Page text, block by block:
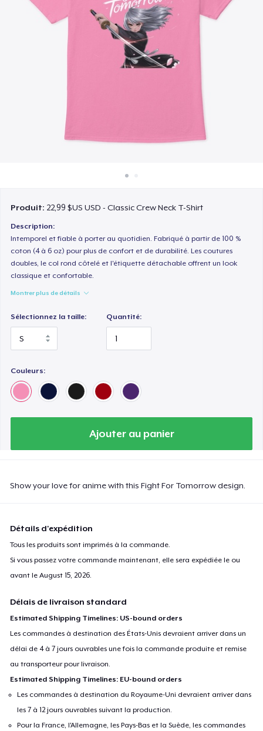
Vendez partout
Vendre n'importe quoi
Produit: 22,99 $US USD - Classic Crew Neck T-Shirt
Description:
Intemporel et fiable à porter au quotidien. Fabriqué à partir de 100 %
coton (4 à 6 oz) pour plus de confort et de durabilité. Les coutures
doubles, le col rond côtelé et l'étiquette détachable offrent un look
classique et confortable.
Montrer plus de détails
Sélectionnez la taille: Quantité:
Couleurs:
Ajouter au panier
Show your love for anime with this Fight For Tomorrow design.
Détails d'expédition
Tous les produits sont imprimés à la commande.
Si vous passez votre commande maintenant, elle sera expédiée le ou
avant leAugust 15, 2026
Délais de livraison standard
Estimated Shipping Timelines: US-bound orders
Les commandes à destination des États-Unis devraient arriver dans un
délai de 4 à 7 jours ouvrables une fois la commande produite et remise
au transporteur pour livraison.
Estimated Shipping Timelines: EU-bound orders
Les commandes à destination du Royaume-Uni devraient arriver dans
les 7 à 12 jours ouvrables suivant la production.
Pour la France, l'Allemagne, les Pays-Bas et la Suède, les commandes